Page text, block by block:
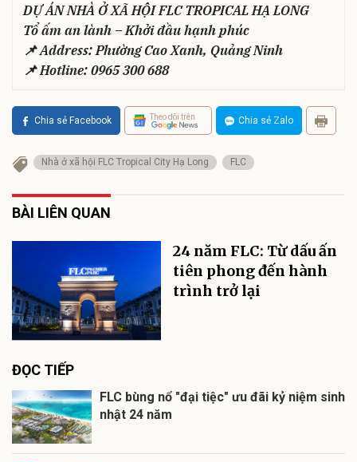
DỰ ÁN NHÀ Ở XÃ HỘI FLC TROPICAL HẠ LONG
Tổ ấm an lành – Khởi đầu hạnh phúc
📌 Address: Phường Cao Xanh, Quảng Ninh
📌 Hotline: 0965 300 688
Chia sẻ Facebook Theo dõi trên Chia sẻ Zalo
Nhà ở xã hội FLC Tropical City Hạ Long FLC
BÀI LIÊN QUAN
24 năm FLC: Từ dấu ấn
tiên phong đến hành
trình trở lại
ĐỌC TIẾP
FLC bùng nổ "đại tiệc" ưu đãi kỷ niệm sinh
nhật 24 năm